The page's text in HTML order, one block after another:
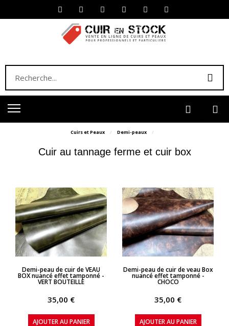
Cuirs et Peaux Demi-peaux
Cuir au tannage ferme et cuir box
APERÇU RAPIDE
Demi-peau de cuir de VEAU
BOX nuancé effet tamponné -
VERT BOUTEILLE
35,00 €
AJOUTER AU PANIER
APERÇU RAPIDE
Demi-peau de cuir de veau Box
nuancé effet tamponné -
CHOCO
35,00 €
AJOUTER AU PANIER